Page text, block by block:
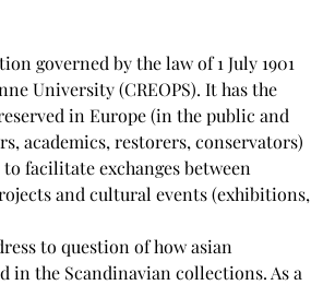
governed by the law of 1 July 1901
University (CREOPS). It has the
in Europe (in the public and
academics, restorers, conservators)
facilitate exchanges between
and cultural events (exhibitions,
to question of how asian
in the Scandinavian collections. As a